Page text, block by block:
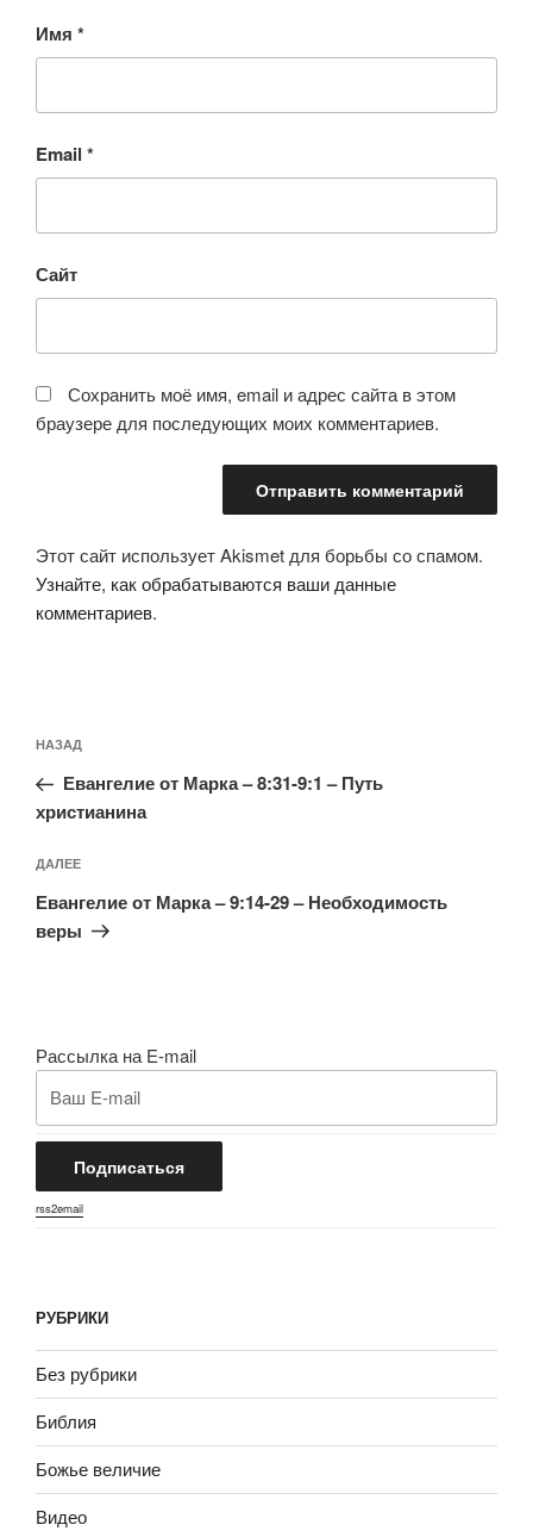
Имя *
Email *
Сайт
Сохранить моё имя, email и адрес сайта в этом
браузере для последующих моих комментариев.
Этот сайт использует Akismet для борьбы со спамом.
Узнайте, как обрабатываются ваши данные
комментариев.
по
записям
Предыдущая
запись:
НАЗАД
Евангелие от Марка – 8:31-9:1 – Путь
христианина
Следующая
запись
ДАЛЕЕ
Евангелие от Марка – 9:14-29 – Необходимость
веры
Рассылка на E-mail
rss2email
РУБРИКИ
Без рубрики
Библия
Божье величие
Видео